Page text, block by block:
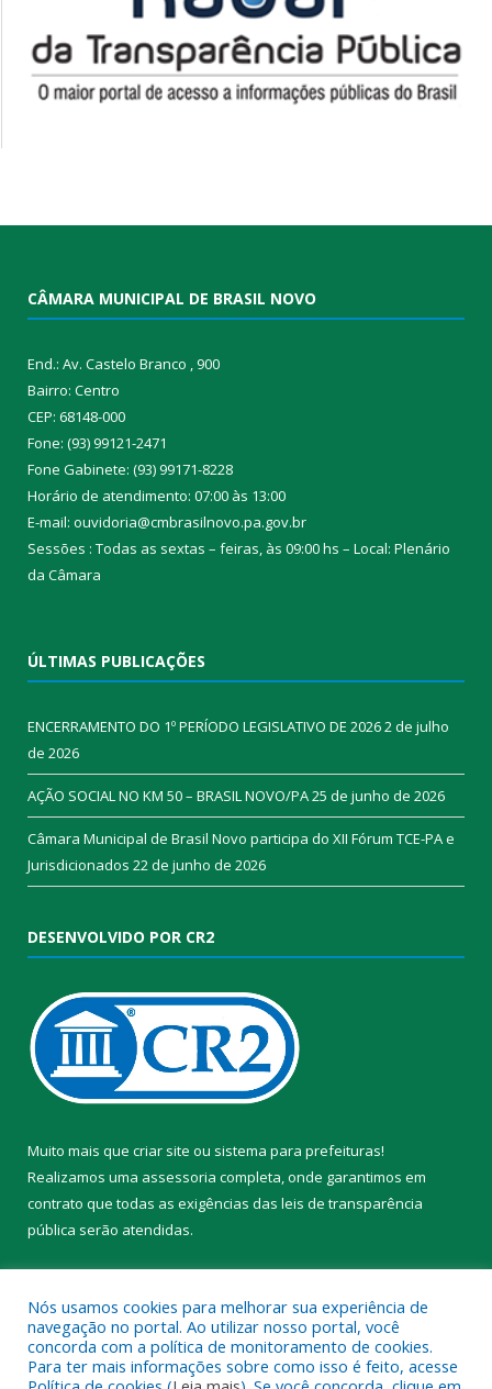
CÂMARA MUNICIPAL DE BRASIL NOVO
End.: Av. Castelo Branco , 900
Bairro: Centro
CEP: 68148-000
Fone: (93) 99121-2471
Fone Gabinete: (93) 99171-8228
Horário de atendimento: 07:00 às 13:00
E-mail: ouvidoria@cmbrasilnovo.pa.gov.br
Sessões : Todas as sextas – feiras, às 09:00 hs – Local: Plenário
da Câmara​
ÚLTIMAS PUBLICAÇÕES
ENCERRAMENTO DO 1º PERÍODO LEGISLATIVO DE 20262 de julho
de 2026
AÇÃO SOCIAL NO KM 50 – BRASIL NOVO/PA25 de junho de 2026
Câmara Municipal de Brasil Novo participa do XII Fórum TCE-PA e
Jurisdicionados 22 de junho de 2026
DESENVOLVIDO POR CR2
Muito mais que criar site ou sistema para prefeituras!
Realizamos uma assessoria completa, onde garantimos em
contrato que todas as exigências das leis de transparência
pública serão atendidas.
Nós usamos cookies para melhorar sua experiência de
navegação no portal. Ao utilizar nosso portal, você
concorda com a política de monitoramento de cookies.
Para ter mais informações sobre como isso é feito, acesse